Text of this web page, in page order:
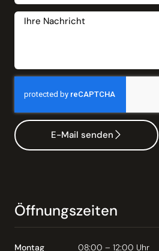
E-Mail senden
Öffnungszeiten
Montag
08:00 – 12:00 Uhr